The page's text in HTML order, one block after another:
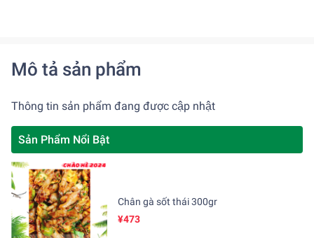
Mô tả sản phẩm
Thông tin sản phẩm đang được cập nhật
Sản Phẩm Nổi Bật
Chân gà sốt thái 300gr
¥473